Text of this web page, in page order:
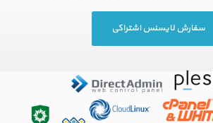
سفارش لایسنس اشتراکی